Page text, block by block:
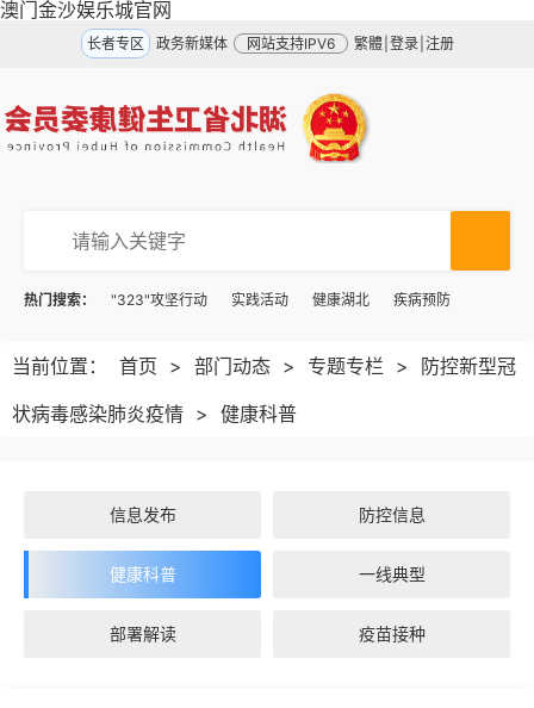
澳门金沙娱乐城官网
长者专区 政务新媒体 网站支持IPV6 繁體 登录 注册
热门搜索： "323"攻坚行动 实践活动 健康湖北 疾病预防
当前位置： 首页 > 部门动态 > 专题专栏 >
防控新型冠
状病毒感染肺炎疫情 > 健康科普
信息发布 防控信息
健康科普 一线典型
部署解读 疫苗接种